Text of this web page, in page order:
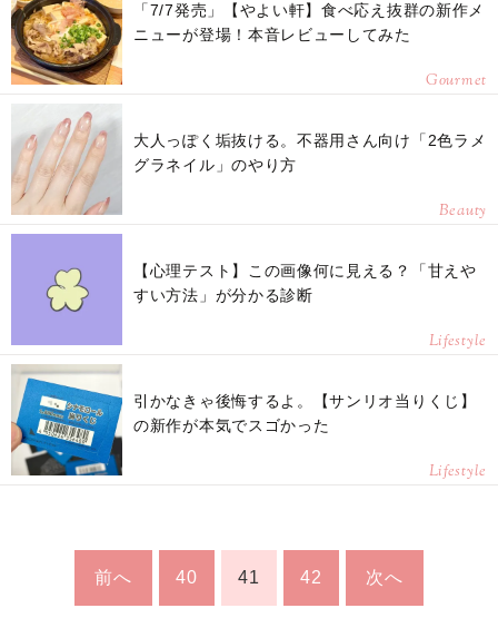
「7/7発売」【やよい軒】食べ応え抜群の新作メ
ニューが登場！本音レビューしてみた
Gourmet
大人っぽく垢抜ける。不器用さん向け「2色ラメ
グラネイル」のやり方
Beauty
【心理テスト】この画像何に見える？「甘えや
すい方法」が分かる診断
Lifestyle
引かなきゃ後悔するよ。【サンリオ当りくじ】
の新作が本気でスゴかった
Lifestyle
前へ 40 41 42 次へ